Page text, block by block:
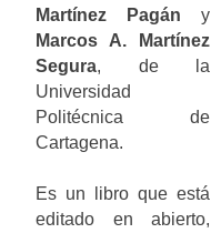
Martínez Pagán y
Marcos A. Martínez
Segura, de la
Universidad
Politécnica de
Cartagena.
Es un libro que está
editado en abierto,